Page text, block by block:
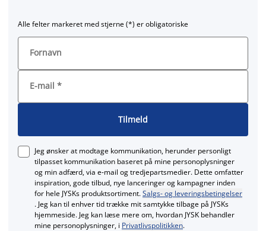
Alle felter markeret med stjerne (*) er obligatoriske
Fornavn
E-mail *
Tilmeld
Jeg ønsker at modtage kommunikation, herunder personligt
tilpasset kommunikation baseret på mine personoplysninger
og min adfærd, via e‑mail og tredjepartsmedier. Dette omfatter
inspiration, gode tilbud, nye lanceringer og kampagner inden
for hele JYSKs produktsortiment.Salgs- og leveringsbetingelser
. Jeg kan til enhver tid trække mit samtykke tilbage på JYSKs
hjemmeside. Jeg kan læse mere om, hvordan JYSK behandler
mine personoplysninger, i Privatlivspolitikken.